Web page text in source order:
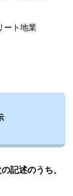
ト地業
記述のうち、